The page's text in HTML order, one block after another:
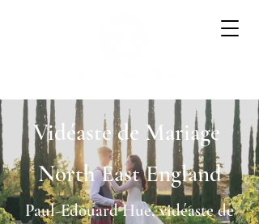
Vidéaste de Mariage
North East England
Paul-Edouard Hue, vidéaste de